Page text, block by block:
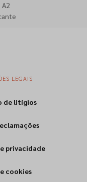
LEGAIS
de litígios
privacidade
cookies